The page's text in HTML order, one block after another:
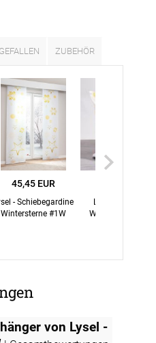
ZUBEHÖR
45,45 EUR
- Schiebegardine
Wintersterne #1W
Lysel -
Wintersterne
von Lysel -